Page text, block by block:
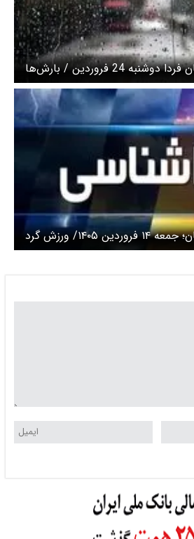
پیش بینی هوای گلستان فردا دوشنبه 24 فروردین / بارش‌ها
پیش بینی هوای گلستان؛ جمعه ۱۴ فروردین ۱۴۰۵/ ورزش گرد